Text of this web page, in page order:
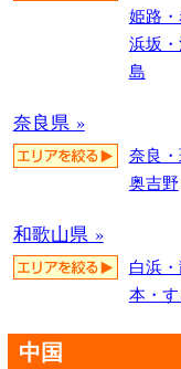
姫路
浜坂
島
奈良県 »
奈良
奥吉野
和歌山県 »
白浜
本・
中国